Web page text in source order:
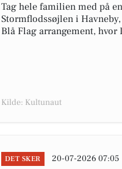
Tag hele familien med på
Stormflodssøjlen i
Blå Flag arrangement, hvor
Kilde: Kultunaut
DET SKER 20-07-2026 07:05